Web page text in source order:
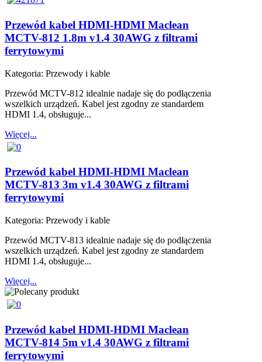
Przewód kabel HDMI-HDMI Maclean
MCTV-812 1.8m v1.4 30AWG z filtrami
ferrytowymi
Kategoria: Przewody i kable
Przewód MCTV-812 idealnie nadaje się do podłączenia
wszelkich urządzeń. Kabel jest zgodny ze standardem
HDMI 1.4, obsługuje...
Więcej...
Przewód kabel HDMI-HDMI Maclean
MCTV-813 3m v1.4 30AWG z filtrami
ferrytowymi
Kategoria: Przewody i kable
Przewód MCTV-813 idealnie nadaje się do podłączenia
wszelkich urządzeń. Kabel jest zgodny ze standardem
HDMI 1.4, obsługuje...
Więcej...
Przewód kabel HDMI-HDMI Maclean
MCTV-814 5m v1.4 30AWG z filtrami
ferrytowymi